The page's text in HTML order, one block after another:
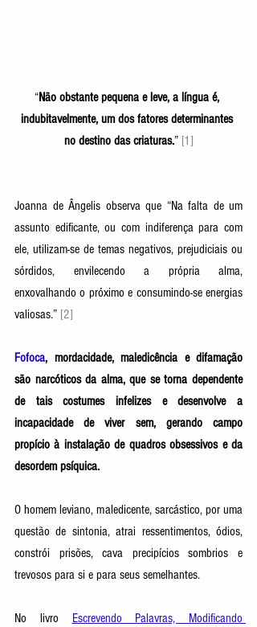
“Não obstante pequena e leve, a língua é,
indubitavelmente, um dos fatores determinantes
no destino das criaturas.” [1]
Joanna de Ângelis observa que “Na falta de um
assunto edificante, ou com indiferença para com
ele, utilizam-se de temas negativos, prejudiciais ou
sórdidos, envilecendo a própria alma,
enxovalhando o próximo e consumindo-se energias
valiosas.” [2]
Fofoca, mordacidade, maledicência e difamação
são narcóticos da alma, que se torna dependente
de tais costumes infelizes e desenvolve a
incapacidade de viver sem, gerando campo
propício à instalação de quadros obsessivos e da
desordem psíquica.
O homem leviano, maledicente, sarcástico, por uma
questão de sintonia, atrai ressentimentos, ódios,
constrói prisões, cava precipícios sombrios e
trevosos para si e para seus semelhantes.
No livro
Escrevendo Palavras, Modificando